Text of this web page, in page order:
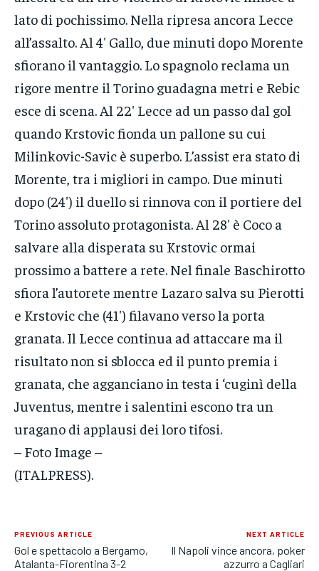
lato di pochissimo. Nella ripresa ancora Lecce
all’assalto. Al 4′ Gallo, due minuti dopo Morente
sfiorano il vantaggio. Lo spagnolo reclama un
rigore mentre il Torino guadagna metri e Rebic
esce di scena. Al 22′ Lecce ad un passo dal gol
quando Krstovic fionda un pallone su cui
Milinkovic-Savic è superbo. L’assist era stato di
Morente, tra i migliori in campo. Due minuti
dopo (24′) il duello si rinnova con il portiere del
Torino assoluto protagonista. Al 28′ è Coco a
salvare alla disperata su Krstovic ormai
prossimo a battere a rete. Nel finale Baschirotto
sfiora l’autorete mentre Lazaro salva su Pierotti
e Krstovic che (41′) filavano verso la porta
granata. Il Lecce continua ad attaccare ma il
risultato non si sblocca ed il punto premia i
granata, che agganciano in testa i ‘cuginì della
Juventus, mentre i salentini escono tra un
uragano di applausi dei loro tifosi.
– Foto Image –
(ITALPRESS).
PREVIOUS ARTICLE
Gol e spettacolo a Bergamo,
Atalanta-Fiorentina 3-2
NEXT ARTICLE
Il Napoli vince ancora, poker
azzurro a Cagliari